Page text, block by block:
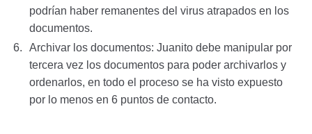
podrían haber remanentes del virus atrapados en los
documentos.
Archivar los documentos: Juanito debe manipular por
tercera vez los documentos para poder archivarlos y
ordenarlos, en todo el proceso se ha visto expuesto
por lo menos en 6 puntos de contacto.